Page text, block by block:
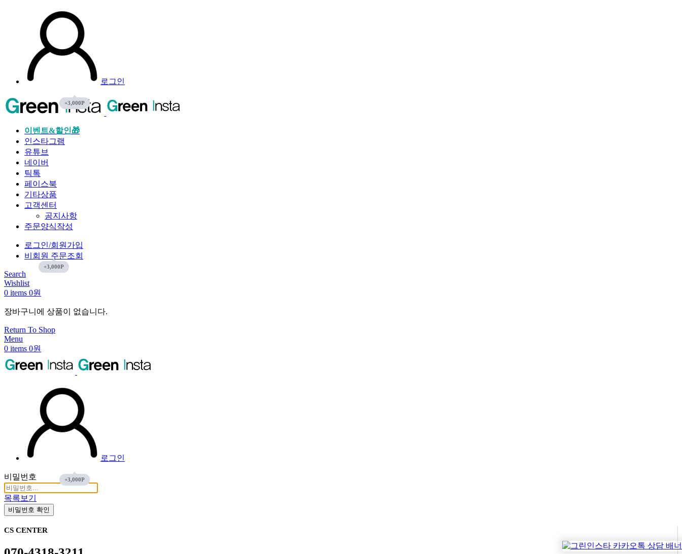
로그인
이벤트&할인🎁
인스타그램
유튜브
네이버
틱톡
페이스북
기타상품
고객센터
공지사항
주문양식작성
로그인/회원가입
비회원 주문조회
Search
Wishlist
0 items 0원
장바구니에 상품이 없습니다.
Return To Shop
Menu
0 items 0원
로그인
비밀번호
목록보기
비밀번호 확인
CS CENTER